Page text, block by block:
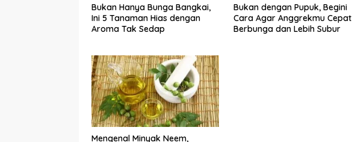
Bukan Hanya Bunga Bangkai,
Ini 5 Tanaman Hias dengan
Aroma Tak Sedap
Bukan dengan Pupuk, Begini
Cara Agar Anggrekmu Cepat
Berbunga dan Lebih Subur
Mengenal Minyak Neem,